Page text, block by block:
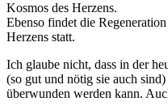
Kosmos des Herzens.
Ebenso findet die
Herzens statt.
Ich glaube nicht, dass in der
(so gut und nötig sie auch
überwunden werden kann.